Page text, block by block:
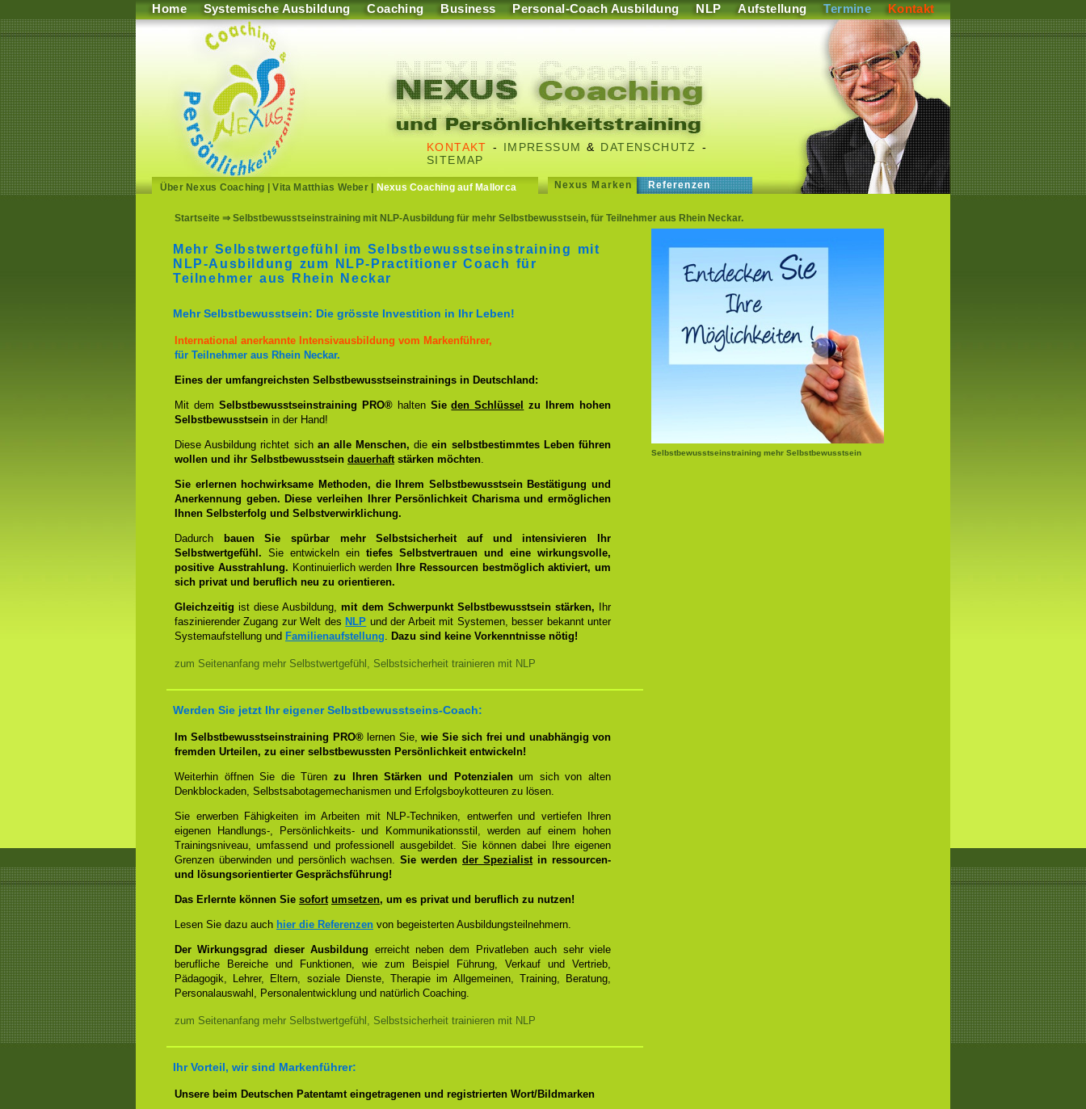
Home Systemische Ausbildung Coaching Business Personal-Coach Ausbildung NLP Aufstellung Termine Kontakt
KONTAKT - IMPRESSUM & DATENSCHUTZ
-
SITEMAP
Über Nexus Coaching |Vita Matthias Weber| Nexus Coaching auf Mallorca Nexus Marken Referenzen
Startseite ⇒ Selbstbewusstseinstraining mit NLP-Ausbildung für mehr Selbstbewusstsein, für Teilnehmer aus Rhein Neckar.
Selbstbewusstseinstraining mehr Selbstbewusstsein
Mehr Selbstwertgefühl im Selbstbewusstseinstraining mit
NLP-Ausbildung zum NLP-Practitioner Coach für
Teilnehmer aus Rhein Neckar
Mehr Selbstbewusstsein: Die grösste Investition in Ihr Leben!
International anerkannte Intensivausbildung vom Markenführer,
für Teilnehmer aus Rhein Neckar.
Eines der umfangreichsten Selbstbewusstseinstrainings in Deutschland:
Mit dem Selbstbewusstseinstraining PRO®haltenSieden Schlüssel
zu Ihrem hohen
Selbstbewusstsein in der Hand!
Diese Ausbildung richtet sich an alle Menschen, dieein selbstbestimmtes Leben führen
wollen und ihr Selbstbewusstsein dauerhaftstärken möchten.
Sie erlernen hochwirksame Methoden, die Ihrem Selbstbewusstsein Bestätigung und
Anerkennung geben. Diese verleihen Ihrer Persönlichkeit Charisma und ermöglichen
Ihnen Selbsterfolg und Selbstverwirklichung.
Dadurch
bauen Sie spürbar mehr Selbstsicherheit auf und intensivieren Ihr
Selbstwertgefühl. Sie entwickeln ein tiefes Selbstvertrauen und eine wirkungsvolle,
positive Ausstrahlung. Kontinuierlich werden
Ihre Ressourcen bestmöglich aktiviert, um
sich privat und beruflich neu zu orientieren.
Gleichzeitigist diese Ausbildung, mit dem Schwerpunkt Selbstbewusstsein stärken, Ihr
faszinierender Zugang zur Welt des NLP und der Arbeit mit Systemen, besser bekannt unter
Systemaufstellung und Familienaufstellung. Dazu sind keine Vorkenntnisse nötig!
zum Seitenanfang mehr Selbstwertgefühl, Selbstsicherheit trainieren mit NLP
Werden Sie jetzt Ihr eigener Selbstbewusstseins-Coach:
Im Selbstbewusstseinstraining PRO® lernen Sie,wie Sie sich frei und unabhängig von
fremden Urteilen, zu einer selbstbewussten Persönlichkeit entwickeln!
Weiterhin öffnen Sie die Türenzu Ihren Stärken und Potenzialenum sich von alten
Denkblockaden, Selbstsabotagemechanismen und Erfolgsboykotteuren zu lösen.
Sie erwerben Fähigkeiten im Arbeiten mit NLP-Techniken, entwerfen und vertiefen Ihren
eigenen Handlungs-, Persönlichkeits- und Kommunikationsstil, werden auf einem hohen
Trainingsniveau, umfassend und professionell ausgebildet. Sie können dabei Ihre eigenen
Grenzen überwinden und persönlich wachsen. Sie werden der Spezialistin ressourcen-
und lösungsorientierter Gesprächsführung!
Das Erlernte können Sie sofort umsetzen, um es privat und beruflich zu nutzen!
Lesen Sie dazu auch hier die Referenzen von begeisterten Ausbildungsteilnehmern.
Der Wirkungsgrad dieser Ausbildung erreicht neben dem Privatleben auch sehr viele
berufliche Bereiche und Funktionen, wie zum Beispiel Führung, Verkauf und Vertrieb,
Pädagogik, Lehrer, Eltern, soziale Dienste, Therapie im Allgemeinen, Training, Beratung,
Personalauswahl, Personalentwicklung und natürlich Coaching.
zum Seitenanfang mehr Selbstwertgefühl, Selbstsicherheit trainieren mit NLP
Ihr Vorteil, wir sind Markenführer:
Unsere beim Deutschen Patentamt eingetragenen und registrierten Wort/Bildmarken